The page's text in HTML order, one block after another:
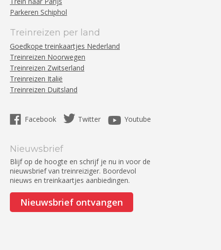
Parkeren Schiphol
Treinreizen per land
Goedkope treinkaartjes Nederland
Treinreizen Noorwegen
Treinreizen Zwitserland
Treinreizen Italië
Treinreizen Duitsland
Facebook Twitter Youtube
Nieuwsbrief
Blijf op de hoogte en schrijf je nu in voor de
nieuwsbrief van treinreiziger. Boordevol
nieuws en treinkaartjes aanbiedingen.
Nieuwsbrief ontvangen